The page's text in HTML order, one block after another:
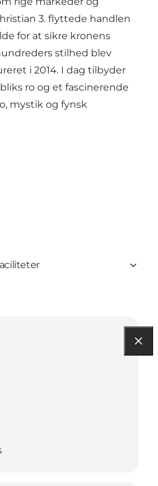
3. flyttede handlen
for at sikre kronens
stilhed blev
i 2014. I dag tilbyder
ro og et fascinerende
mystik og fynsk